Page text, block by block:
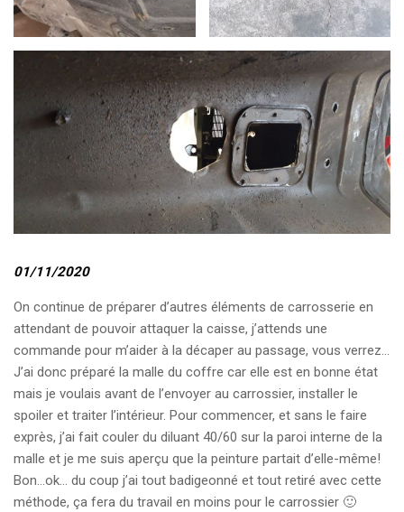
01/11/2020
On continue de préparer d’autres éléments de carrosserie en
attendant de pouvoir attaquer la caisse, j’attends une
commande pour m’aider à la décaper au passage, vous verrez…
J’ai donc préparé la malle du coffre car elle est en bonne état
mais je voulais avant de l’envoyer au carrossier, installer le
spoiler et traiter l’intérieur. Pour commencer, et sans le faire
exprès, j’ai fait couler du diluant 40/60 sur la paroi interne de la
malle et je me suis aperçu que la peinture partait d’elle-même!
Bon…ok… du coup j’ai tout badigeonné et tout retiré avec cette
méthode, ça fera du travail en moins pour le carrossier 🙂